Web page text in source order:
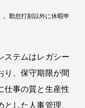
勤怠打刻以外に休暇申
テムはレガシー
り、保守期限が間
仕事の質と生産性
した人事管理、